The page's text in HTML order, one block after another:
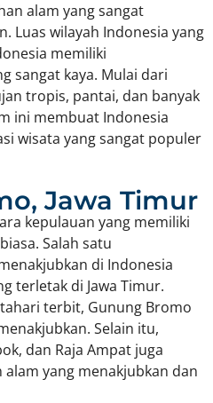
alam yang sangat
Luas wilayah Indonesia yang
memiliki
sangat kaya. Mulai dari
tropis, pantai, dan banyak
ini membuat Indonesia
wisata yang sangat populer
Jawa Timur
kepulauan yang memiliki
Salah satu
di Indonesia
terletak di Jawa Timur.
terbit, Gunung Bromo
Selain itu,
dan Raja Ampat juga
yang menakjubkan dan